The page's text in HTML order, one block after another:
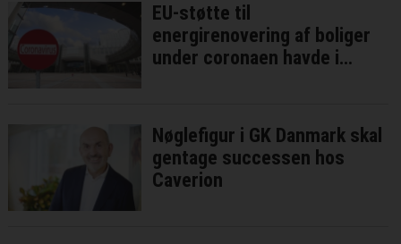
EU-støtte til
energirenovering af boliger
under coronaen havde i
Nøglefigur i GK Danmark skal
gentage successen hos
Caverion